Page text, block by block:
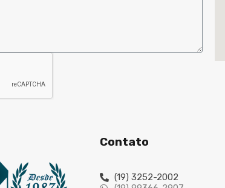
Contato
(19) 3252-2002